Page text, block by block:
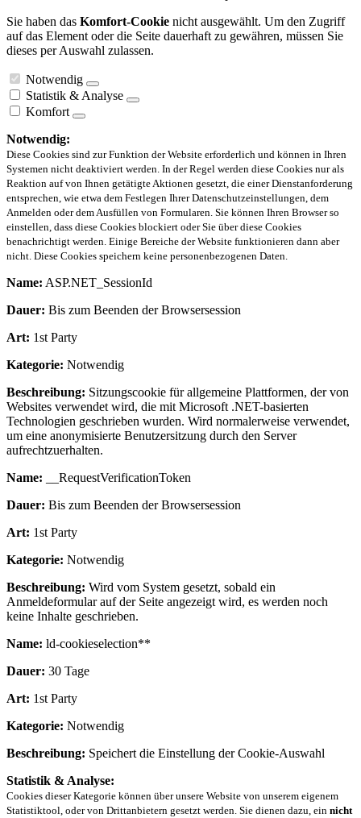
Sie haben das Komfort-Cookie nicht ausgewählt. Um den Zugriff
auf das Element oder die Seite dauerhaft zu gewähren, müssen Sie
dieses per Auswahl zulassen.
Notwendig
Statistik & Analyse
Komfort
Notwendig:
Diese Cookies sind zur Funktion der Website erforderlich und können in Ihren
Systemen nicht deaktiviert werden. In der Regel werden diese Cookies nur als
Reaktion auf von Ihnen getätigte Aktionen gesetzt, die einer Dienstanforderung
entsprechen, wie etwa dem Festlegen Ihrer Datenschutzeinstellungen, dem
Anmelden oder dem Ausfüllen von Formularen. Sie können Ihren Browser so
einstellen, dass diese Cookies blockiert oder Sie über diese Cookies
benachrichtigt werden. Einige Bereiche der Website funktionieren dann aber
nicht. Diese Cookies speichern keine personenbezogenen Daten.
Name: ASP.NET_SessionId
Dauer: Bis zum Beenden der Browsersession
Art: 1st Party
Kategorie: Notwendig
Beschreibung: Sitzungscookie für allgemeine Plattformen, der von
Websites verwendet wird, die mit Microsoft .NET-basierten
Technologien geschrieben wurden. Wird normalerweise verwendet,
um eine anonymisierte Benutzersitzung durch den Server
aufrechtzuerhalten.
Name: __RequestVerificationToken
Dauer: Bis zum Beenden der Browsersession
Art: 1st Party
Kategorie: Notwendig
Beschreibung: Wird vom System gesetzt, sobald ein
Anmeldeformular auf der Seite angezeigt wird, es werden noch
keine Inhalte geschrieben.
Name: ld-cookieselection**
Dauer: 30 Tage
Art: 1st Party
Kategorie: Notwendig
Beschreibung: Speichert die Einstellung der Cookie-Auswahl
Statistik & Analyse:
Cookies dieser Kategorie können über unsere Website von unserem eigenem
Statistiktool, oder von Drittanbietern gesetzt werden. Sie dienen dazu, ein nicht